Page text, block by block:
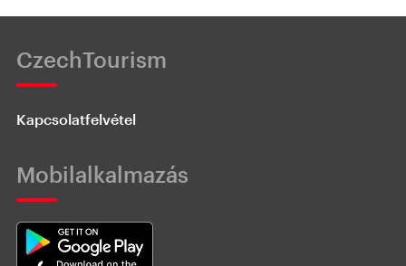
CzechTourism
Kapcsolatfelvétel
Mobilalkalmazás